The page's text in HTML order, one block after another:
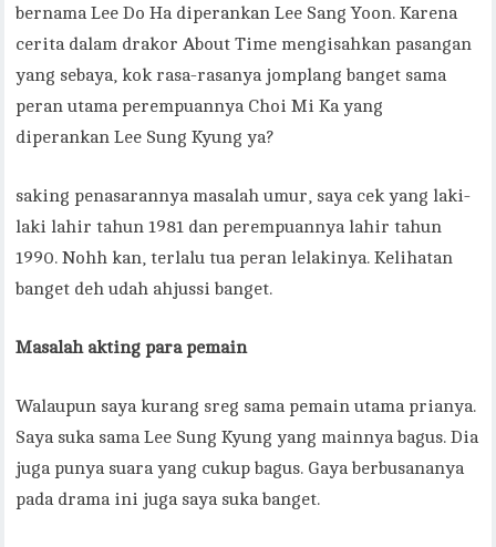
bernama Lee Do Ha diperankan Lee Sang Yoon. Karena
cerita dalam drakor About Time mengisahkan pasangan
yang sebaya, kok rasa-rasanya jomplang banget sama
peran utama perempuannya Choi Mi Ka yang
diperankan Lee Sung Kyung ya?
saking penasarannya masalah umur, saya cek yang laki-
laki lahir tahun 1981 dan perempuannya lahir tahun
1990. Nohh kan, terlalu tua peran lelakinya. Kelihatan
banget deh udah ahjussi banget.
Masalah akting para pemain
Walaupun saya kurang sreg sama pemain utama prianya.
Saya suka sama Lee Sung Kyung yang mainnya bagus. Dia
juga punya suara yang cukup bagus. Gaya berbusananya
pada drama ini juga saya suka banget.